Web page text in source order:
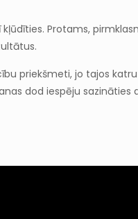
Protams,
priekšmeti, jo tajos
dod iespēju